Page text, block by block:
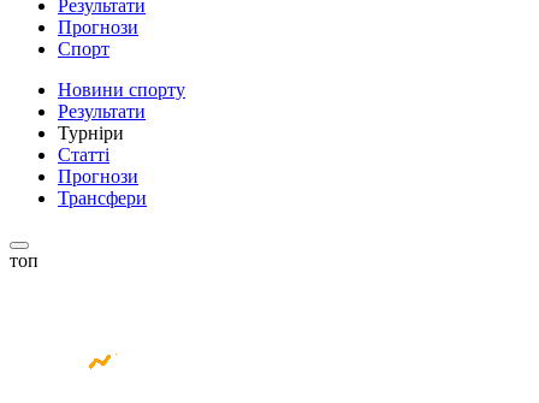
Результати
Прогнози
Спорт
Новини спорту
Результати
Турніри
Статті
Прогнози
Трансфери
топ